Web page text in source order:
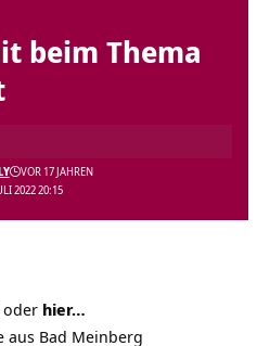
beim Thema
2022 20:15
VOR 17 JAHREN
oder hier…
aus Bad Meinberg